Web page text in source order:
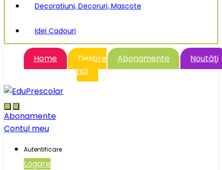
Decoratiuni, Decoruri, Mascote
Idei Cadouri
Home
Despre
noi
Abonamente Noutăţi
Abonamente
Contul meu
Autentificare
Logare